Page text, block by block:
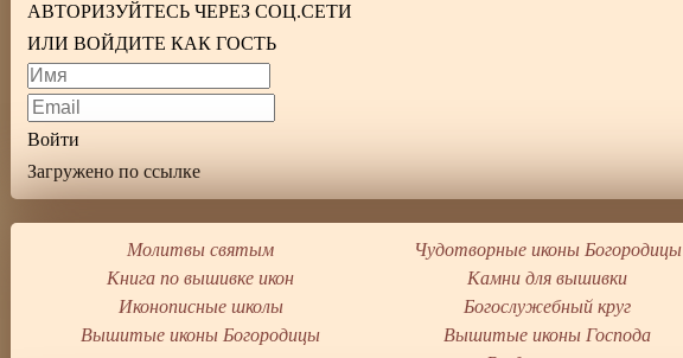
АВТОРИЗУЙТЕСЬ ЧЕРЕЗ СОЦ.СЕТИ
ИЛИ ВОЙДИТЕ КАК ГОСТЬ
Войти
Загружено по ссылке
Молитвы святым Чудотворные иконы Богородицы
Книга по вышивке икон
Камни для вышивки
Иконописные школы
Богослужебный круг
Вышитые иконы Богородицы
Вышитые иконы Господа